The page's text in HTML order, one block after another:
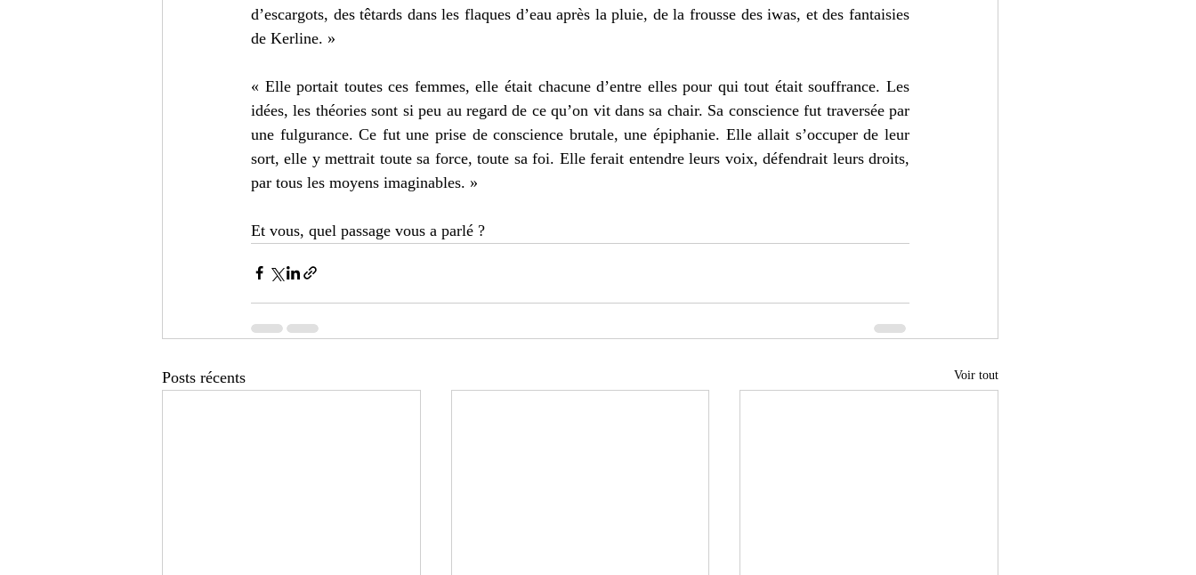
d’escargots, des têtards dans les flaques d’eau après la pluie, de la frousse des iwas, et des fantaisies
de Kerline. »
« Elle portait toutes ces femmes, elle était chacune d’entre elles pour qui tout était souffrance. Les
idées, les théories sont si peu au regard de ce qu’on vit dans sa chair. Sa conscience fut traversée par
une fulgurance. Ce fut une prise de conscience brutale, une épiphanie. Elle allait s’occuper de leur
sort, elle y mettrait toute sa force, toute sa foi. Elle ferait entendre leurs voix, défendrait leurs droits,
par tous les moyens imaginables. »
Et vous, quel passage vous a parlé ?
Posts récents Voir tout